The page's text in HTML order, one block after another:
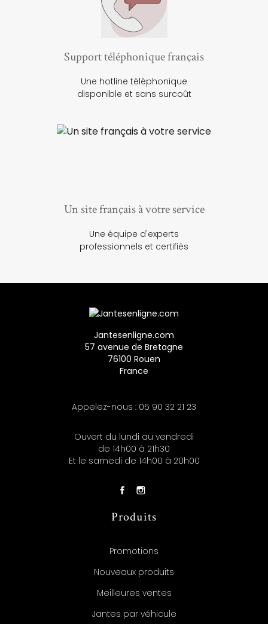
Support téléphonique français
Une hotline téléphonique
disponible et sans surcoût
Un site français à votre service
Une équipe d'experts
professionnels et certifiés
Jantesenligne.com
57 avenue de Bretagne
76100 Rouen
France
Appelez-nous : 05 90 32 21 23
Ouvert du lundi au vendredi
de 14h00 à 21h30
Et le samedi de 14h00 à 20h00
Produits
Promotions
Nouveaux produits
Meilleures ventes
Jantes par véhicule